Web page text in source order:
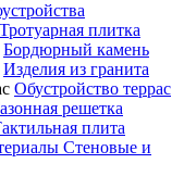
Тротуарная плитка
Бордюрный камень
Изделия из гранита
Обустройство террас
решетка
плита
Стеновые и